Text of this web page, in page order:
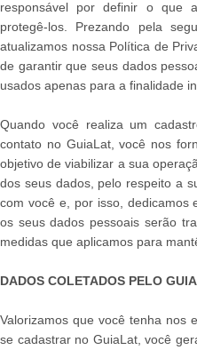
responsável por definir o que
protegê-los. Prezando pela
atualizamos nossa Política de
de garantir que seus dados
usados apenas para a finalidade
Quando você realiza um
contato no GuiaLat, você nos
objetivo de viabilizar a sua
dos seus dados, pelo respeito a
com você e, por isso, dedicamos
os seus dados pessoais serão
medidas que aplicamos para
DADOS COLETADOS PELO
Valorizamos que você tenha nos
se cadastrar no GuiaLat, você